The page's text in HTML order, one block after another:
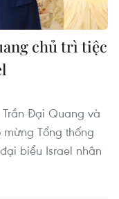
chủ trì tiệc
Đại Quang và
Tổng thống
biểu Israel nhân